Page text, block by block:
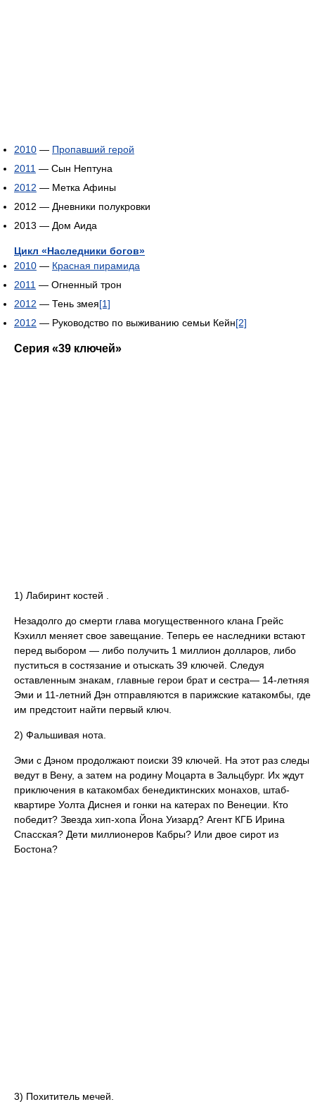
2010 — Пропавший герой
2011 — Сын Нептуна
2012 — Метка Афины
2012 — Дневники полукровки
2013 — Дом Аида
Цикл «Наследники богов»
2010 — Красная пирамида
2011 — Огненный трон
2012 — Тень змея[1]
2012 — Руководство по выживанию семьи Кейн[2]
Серия «39 ключей»
1) Лабиринт костей .
Незадолго до смерти глава могущественного клана Грейс
Кэхилл меняет свое завещание. Теперь ее наследники встают
перед выбором — либо получить 1 миллион долларов, либо
пуститься в состязание и отыскать 39 ключей. Следуя
оставленным знакам, главные герои брат и сестра— 14-летняя
Эми и 11-летний Дэн отправляются в парижские катакомбы, где
им предстоит найти первый ключ.
2) Фальшивая нота.
Эми с Дэном продолжают поиски 39 ключей. На этот раз следы
ведут в Вену, а затем на родину Моцарта в Зальцбург. Их ждут
приключения в катакомбах бенедиктинских монахов, штаб-
квартире Уолта Диснея и гонки на катерах по Венеции. Кто
победит? Звезда хип-хопа Йона Уизард? Агент КГБ Ирина
Спасская? Дети миллионеров Кабры? Или двое сирот из
Бостона?
3) Похититель мечей.